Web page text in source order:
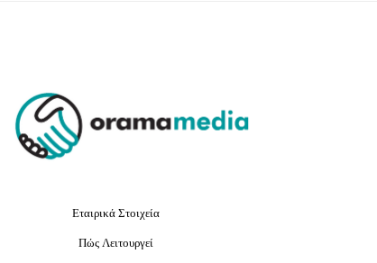
Εταιρικά Στοιχεία
Πώς Λειτουργεί